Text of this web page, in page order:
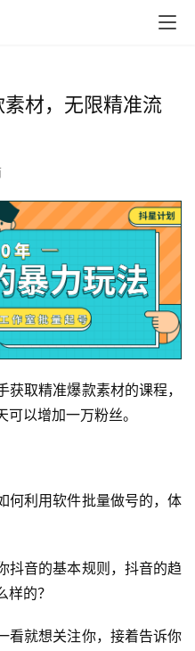
材，无限精准流
取精准爆款素材的课程，
以增加一万粉丝。
何利用软件批量做号的，体
抖音的基本规则，抖音的趋
的？
看就想关注你，接着告诉你